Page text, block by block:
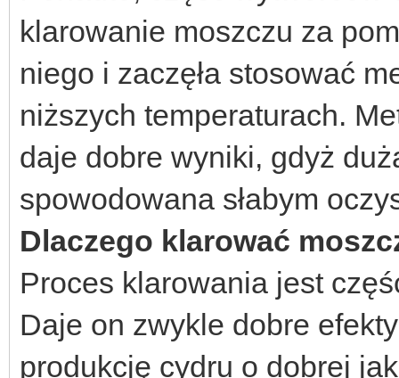
klarowanie moszczu za
niego i zaczęła stosować
niższych temperaturach.
daje dobre wyniki, gdyż
spowodowana słabym
Dlaczego klarować
Proces klarowania jest
Daje on zwykle dobre
produkcję cydru o dobrej